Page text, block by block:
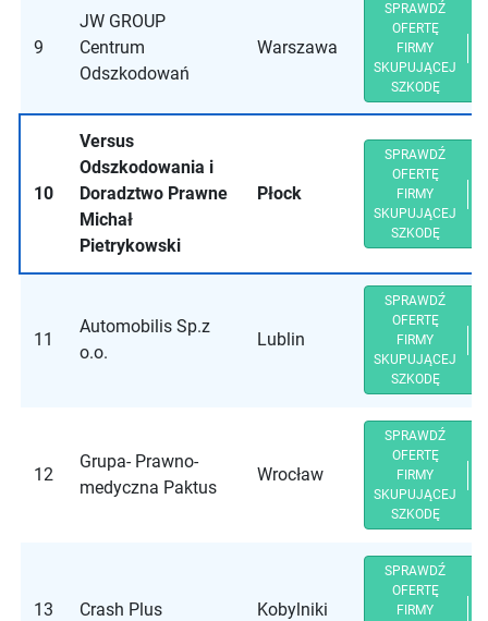
9
JW GROUP
Centrum
Odszkodowań
Warszawa
SPRAWDŹ
OFERTĘ
FIRMY
SKUPUJĄCEJ
SZKODĘ
10
Versus
Odszkodowania i
Doradztwo Prawne
Michał
Pietrykowski
Płock
SPRAWDŹ
OFERTĘ
FIRMY
SKUPUJĄCEJ
SZKODĘ
11
Automobilis Sp.z
o.o.
Lublin
SPRAWDŹ
OFERTĘ
FIRMY
SKUPUJĄCEJ
SZKODĘ
12
Grupa- Prawno-
medyczna Paktus
Wrocław
SPRAWDŹ
OFERTĘ
FIRMY
SKUPUJĄCEJ
SZKODĘ
13 Crash Plus Kobylniki
SPRAWDŹ
OFERTĘ
FIRMY